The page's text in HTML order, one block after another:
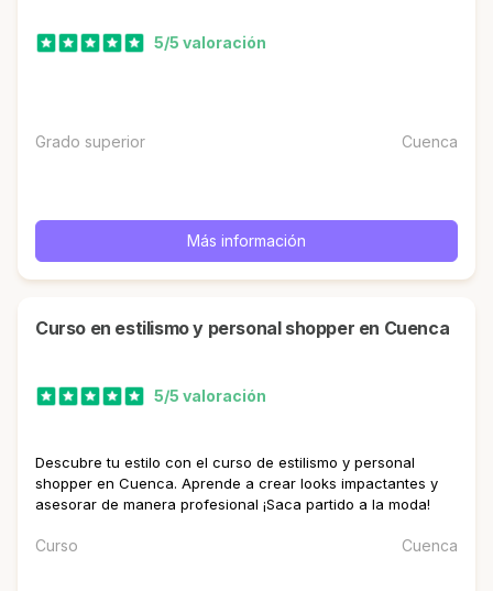
5/5 valoración
Grado superior Cuenca
Más información
curso en estilismo y personal shopper en Cuenca
5/5 valoración
Descubre tu estilo con el curso de estilismo y personal
shopper en Cuenca. Aprende a crear looks impactantes y
asesorar de manera profesional ¡Saca partido a la moda!
Curso Cuenca